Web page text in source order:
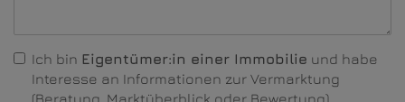
Ich bin Eigentümer:in einer Immobilie und habe
Interesse an Informationen zur Vermarktung